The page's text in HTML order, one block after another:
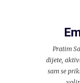
Pratim
dijete,
sam se